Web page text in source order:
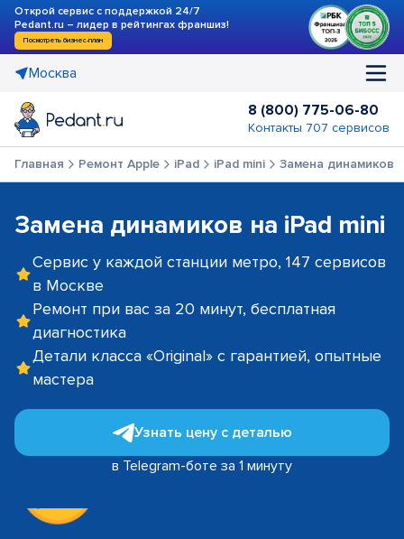
Открой сервис с поддержкой 24/7
Pedant.ru – лидер в рейтингах франшиз!
Посмотреть бизнес-план
Москва
8 (800) 775-06-80
Контакты 707 сервисов
Главная Ремонт Apple iPad iPad mini Замена динамиков
Замена динамиков на iPad mini
Сервис у каждой станции метро, 147 сервисов
в Москве
Ремонт при вас за 20 минут, бесплатная
диагностика
Детали класса «Original» с гарантией, опытные
мастера
Узнать цену с деталью
в Telegram-боте за 1 минуту